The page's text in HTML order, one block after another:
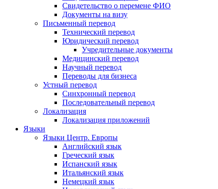
Свидетельство о перемене ФИО
Документы на визу
Письменный перевод
Технический перевод
Юридический перевод
Учредительные документы
Медицинский перевод
Научный перевод
Переводы для бизнеса
Устный перевод
Синхронный перевод
Последовательный перевод
Локализация
Локализация приложений
Языки
Языки Центр. Европы
Английский язык
Греческий язык
Испанский язык
Итальянский язык
Немецкий язык